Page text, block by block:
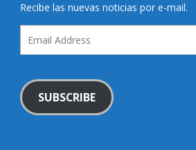
Recibe las nuevas noticias por e-mail.
Address
SUBSCRIBE